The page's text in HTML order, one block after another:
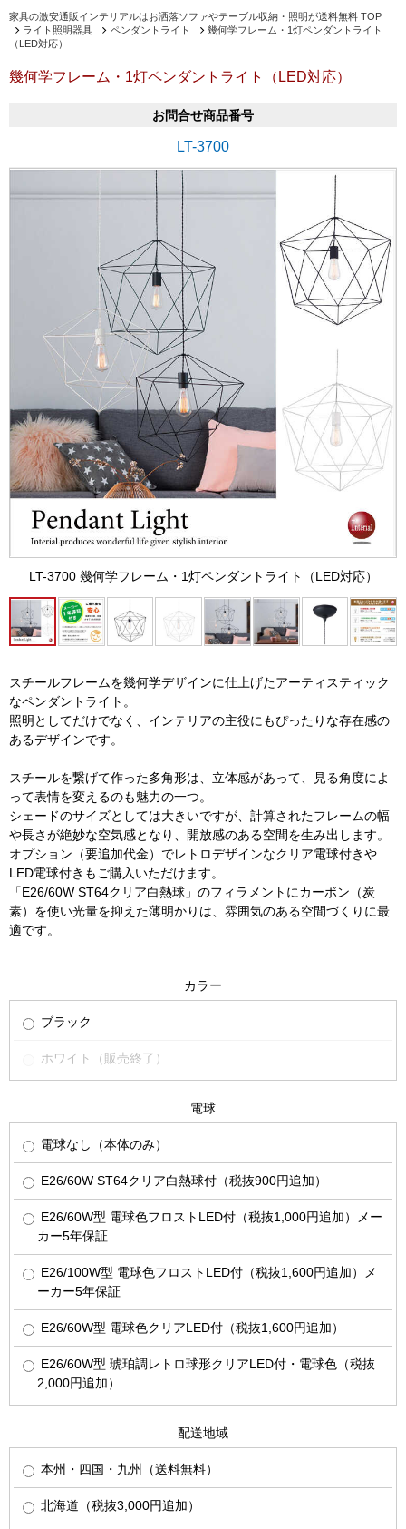
家具の激安通販インテリアルはお洒落ソファやテーブル収納・照明が送料無料 TOP
ライト照明器具
ペンダントライト
幾何学フレーム・1灯ペンダントライト
（LED対応）
幾何学フレーム・1灯ペンダントライト（LED対応）
お問合せ商品番号
LT-3700
LT-3700 幾何学フレーム・1灯ペンダントライト（LED対応）
スチールフレームを幾何学デザインに仕上げたアーティスティック
なペンダントライト。
照明としてだけでなく、インテリアの主役にもぴったりな存在感の
あるデザインです。
スチールを繋げて作った多角形は、立体感があって、見る角度によ
って表情を変えるのも魅力の一つ。
シェードのサイズとしては大きいですが、計算されたフレームの幅
や長さが絶妙な空気感となり、開放感のある空間を生み出します。
オプション（要追加代金）でレトロデザインなクリア電球付きや
LED電球付きもご購入いただけます。
「E26/60W ST64クリア白熱球」のフィラメントにカーボン（炭
素）を使い光量を抑えた薄明かりは、雰囲気のある空間づくりに最
適です。
カラー
ブラック
ホワイト（販売終了）
電球
電球なし（本体のみ）
E26/60W ST64クリア白熱球付（税抜900円追加）
E26/60W型 電球色フロストLED付（税抜1,000円追加）メー
カー5年保証
E26/100W型 電球色フロストLED付（税抜1,600円追加）メ
ーカー5年保証
E26/60W型 電球色クリアLED付（税抜1,600円追加）
E26/60W型 琥珀調レトロ球形クリアLED付・電球色（税抜
2,000円追加）
配送地域
本州・四国・九州（送料無料）
北海道（税抜3,000円追加）